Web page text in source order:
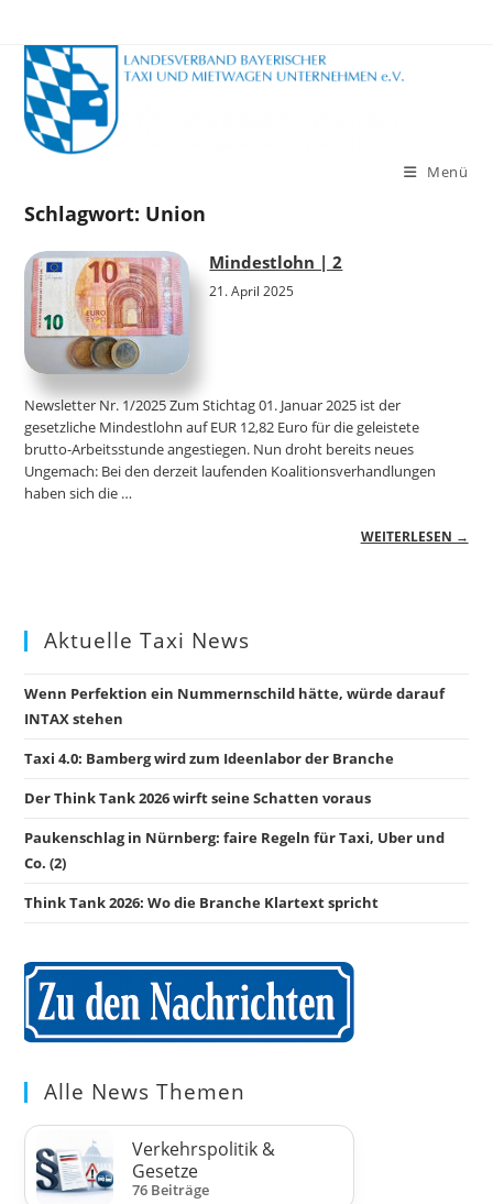
Inhalt
springen
Menü
Schlagwort: Union
Mindestlohn | 2
21. April 2025
Newsletter Nr. 1/2025 Zum Stichtag 01. Januar 2025 ist der
gesetzliche Mindestlohn auf EUR 12,82 Euro für die geleistete
brutto-Arbeitsstunde angestiegen. Nun droht bereits neues
Ungemach: Bei den derzeit laufenden Koalitionsverhandlungen
haben sich die …
WEITERLESEN →
Aktuelle Taxi News
Wenn Perfektion ein Nummernschild hätte, würde darauf
INTAX stehen
Taxi 4.0: Bamberg wird zum Ideenlabor der Branche
Der Think Tank 2026 wirft seine Schatten voraus
Paukenschlag in Nürnberg: faire Regeln für Taxi, Uber und
Co. (2)
Think Tank 2026: Wo die Branche Klartext spricht
Alle News Themen
Verkehrspolitik &
Gesetze
76 Beiträge